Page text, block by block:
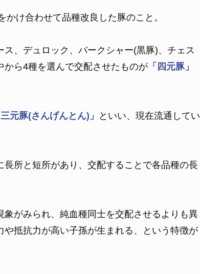
かけ合わせて品種改良した豚のこと。
、デュロック、バークシャー(黒豚)、チェス
ら4種を選んで交配させたものが 「四元豚」
三元豚(さんげんとん)」
といい、現在流通してい
所と短所があり、交配することで各品種の長
象がみられ、純血種同士を交配させるよりも異
抵抗力が高い子孫が生まれる、という特徴が